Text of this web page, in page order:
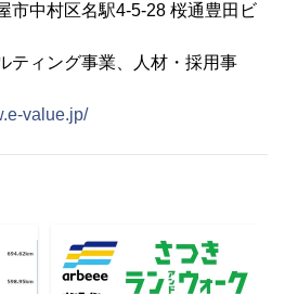
中村区名駅4-5-28 桜通豊田ビ
ティング事業、人材・採用事
value.jp/